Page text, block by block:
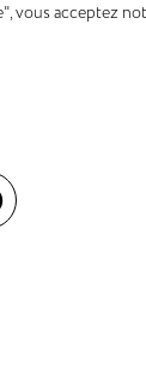
vous acceptez